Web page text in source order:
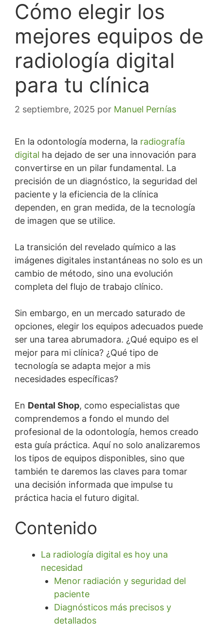
Cómo elegir los
mejores equipos de
radiología digital
para tu clínica
2 septiembre, 2025 por Manuel Pernías
En la odontología moderna, la radiografía
digital ha dejado de ser una innovación para
convertirse en un pilar fundamental. La
precisión de un diagnóstico, la seguridad del
paciente y la eficiencia de la clínica
dependen, en gran medida, de la tecnología
de imagen que se utilice.
La transición del revelado químico a las
imágenes digitales instantáneas no solo es un
cambio de método, sino una evolución
completa del flujo de trabajo clínico.
Sin embargo, en un mercado saturado de
opciones, elegir los equipos adecuados puede
ser una tarea abrumadora. ¿Qué equipo es el
mejor para mi clínica? ¿Qué tipo de
tecnología se adapta mejor a mis
necesidades específicas?
En Dental Shop, como especialistas que
comprendemos a fondo el mundo del
profesional de la odontología, hemos creado
esta guía práctica. Aquí no solo analizaremos
los tipos de equipos disponibles, sino que
también te daremos las claves para tomar
una decisión informada que impulse tu
práctica hacia el futuro digital.
Contenido
La radiología digital es hoy una
necesidad
Menor radiación y seguridad del
paciente
Diagnósticos más precisos y
detallados